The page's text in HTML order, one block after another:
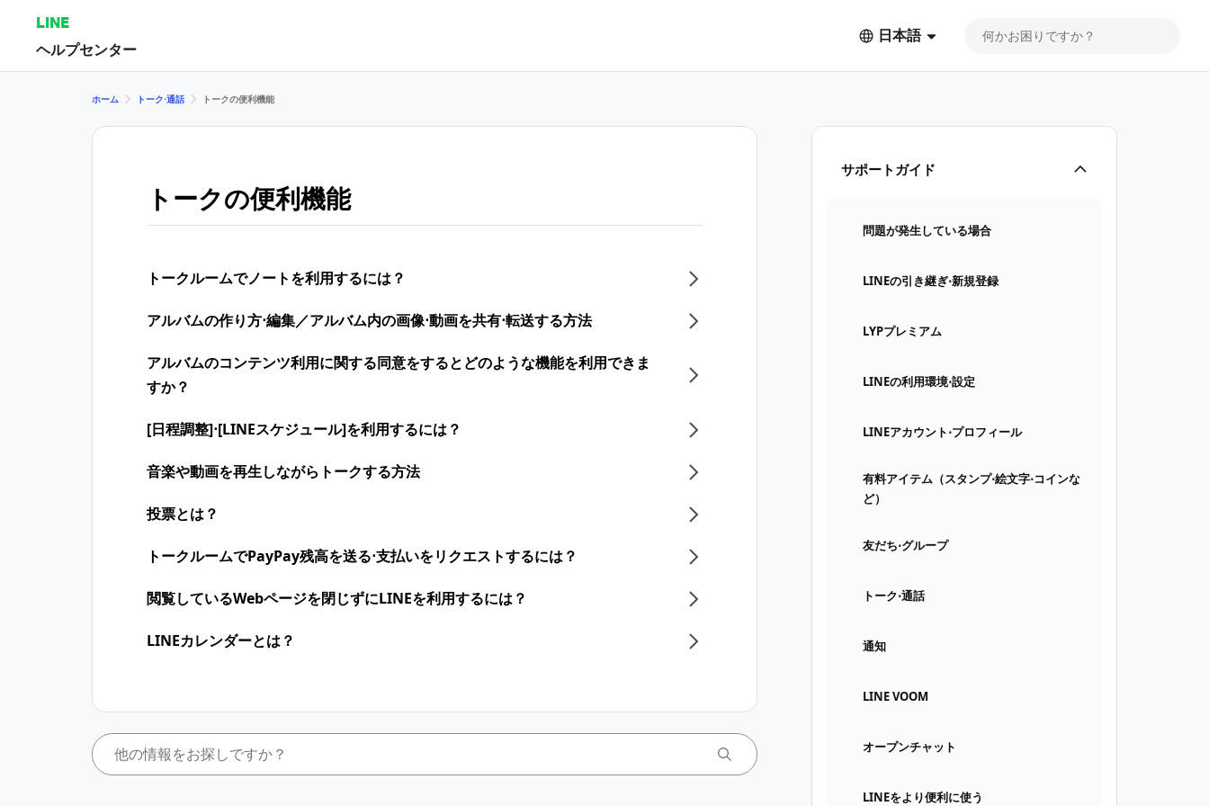
LINE
ヘルプセンター
日本語
サポートガイド
問題が発生している場合
LINEの引き継ぎ⋅新規登録
LYPプレミアム
LINEの利用環境⋅設定
LINEアカウント⋅プロフィール
有料アイテム（スタンプ⋅絵文字⋅コインな
ど）
友だち⋅グループ
トーク⋅通話
通知
LINE VOOM
オープンチャット
LINEをより便利に使う
ホーム トーク⋅通話 トークの便 利機能
トークの便 利機能
トークルームでノートを利用するには？
アルバムの作り方⋅編集／アルバム内の画像⋅動画を共有⋅転送する方法
アルバムのコンテンツ利用に関する同意をするとどのような機能を利用できま
すか？
[日程調整]⋅[LINEスケジュール]を利用するには？
音楽や動画を再生しながらトークする 方法
投票とは？
トークルームでPayPay残高を送る⋅支払いをリクエストするには？
閲覧しているWebページを閉じずにLINEを利用するには？
LINEカレンダーとは？